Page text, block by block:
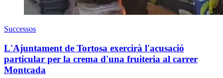
Successos
L'Ajuntament de Tortosa exercirà l'acusació
particular per la crema d'una fruiteria al carrer
Montcada